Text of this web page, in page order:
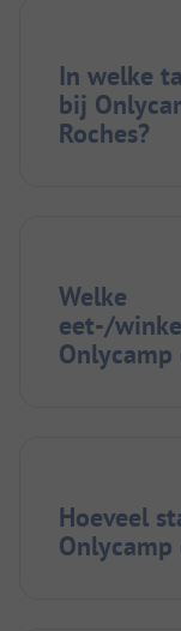
In welke
bij
Roches?
Welke
eet-/
Onlycamp
Hoeveel
Onlycamp